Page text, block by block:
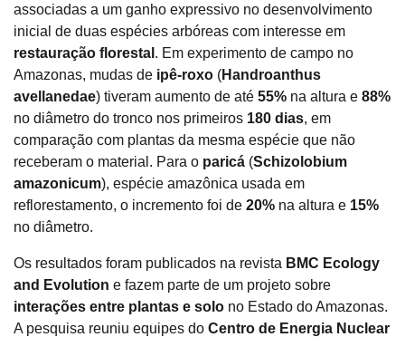
associadas a um ganho expressivo no desenvolvimento
inicial de duas espécies arbóreas com interesse em
restauração florestal . Em experimento de campo no
Amazonas, mudas de ipê-roxo (Handroanthus
avellanedae) tiveram aumento de até 55% na altura e 88%
no diâmetro do tronco nos primeiros 180 dias, em
comparação com plantas da mesma espécie que não
receberam o material. Para o paricá (Schizolobium
amazonicum), espécie amazônica usada em
reflorestamento, o incremento foi de 20% na altura e 15%
no diâmetro.
Os resultados foram publicados na revista BMC Ecology
and Evolution e fazem parte de um projeto sobre
interações entre plantas e solo no Estado do Amazonas.
A pesquisa reuniu equipes do Centro de Energia Nuclear